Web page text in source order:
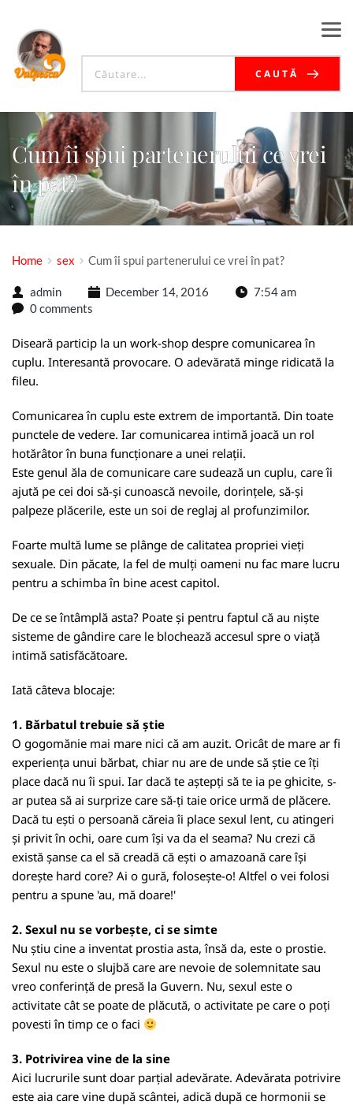
CAUTĂ
Cum îi spui partenerului ce vrei
în pat?
Home sex Cum îi spui partenerului ce vrei în pat?
admin December 14, 2016
7:54 am
0 comments
Diseară particip la un work-shop despre comunicarea în
cuplu. Interesantă provocare. O adevărată minge ridicată la
fileu.
Comunicarea în cuplu este extrem de importantă. Din toate
punctele de vedere. Iar comunicarea intimă joacă un rol
hotărâtor în buna funcționare a unei relații.
Este genul ăla de comunicare care sudează un cuplu, care îi
ajută pe cei doi să-și cunoască nevoile, dorințele, să-și
palpeze plăcerile, este un soi de reglaj al profunzimilor.
Foarte multă lume se plânge de calitatea propriei vieți
sexuale. Din păcate, la fel de mulți oameni nu fac mare lucru
pentru a schimba în bine acest capitol.
De ce se întâmplă asta? Poate și pentru faptul că au niște
sisteme de gândire care le blochează accesul spre o viață
intimă satisfăcătoare.
Iată câteva blocaje:
1. Bărbatul trebuie să știe
O gogomănie mai mare nici că am auzit. Oricât de mare ar fi
experiența unui bărbat, chiar nu are de unde să știe ce îți
place dacă nu îi spui. Iar dacă te aștepți să te ia pe ghicite, s-
ar putea să ai surprize care să-ți taie orice urmă de plăcere.
Dacă tu ești o persoană căreia îi place sexul lent, cu atingeri
și privit în ochi, oare cum își va da el seama? Nu crezi că
există șanse ca el să creadă că ești o amazoană care își
dorește hard core? Ai o gură, folosește-o! Altfel o vei folosi
pentru a spune 'au, mă doare!'
2. Sexul nu se vorbește, ci se simte
Nu știu cine a inventat prostia asta, însă da, este o prostie.
Sexul nu este o slujbă care are nevoie de solemnitate sau
vreo conferință de presă la Guvern. Nu, sexul este o
activitate cât se poate de plăcută, o activitate pe care o poți
povesti în timp ce o faci
3. Potrivirea vine de la sine
Aici lucrurile sunt doar parțial adevărate. Adevărata potrivire
este aia care vine după scântei, adică după ce hormonii se